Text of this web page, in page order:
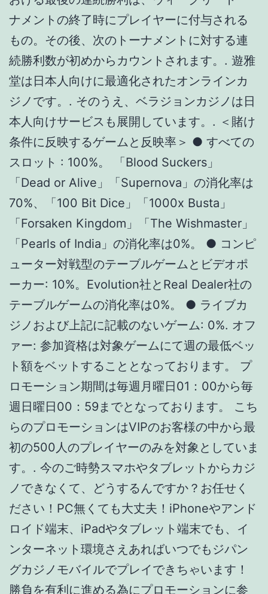
「Dead or Alive」「Supernova」の消化率は
70%、「100 Bit Dice」「1000x Busta」
「Forsaken Kingdom」「The Wishmaster」
「Pearls of India」の消化率は0%。 ● コンピ
ューター対戦型のテーブルゲームとビデオポ
ーカー: 10%。Evolution社とReal Dealer社の
テーブルゲームの消化率は0%。 ● ライブカ
ジノおよび上記に記載のないゲーム: 0%. オフ
ァー: 参加資格は対象ゲームにて週の最低ベッ
ト額をベットすることとなっております。 プ
ロモーション期間は毎週月曜日01：00から毎
週日曜日00：59までとなっております。 こち
らのプロモーションはVIPのお客様の中から最
初の500人のプレイヤーのみを対象としていま
す。. 今のご時勢スマホやタブレットからカジ
ノできなくて、どうするんですか？お任せく
ださい！PC無くても大丈夫！iPhoneやアンド
ロイド端末、iPadやタブレット端末でも、イ
ンターネット環境さえあればいつでもジパン
グカジノモバイルでプレイできちゃいます！
勝負を有利に進める為にプロモーションに参
加して、大量ボーナスをGETできます！ジパ
ングカジノでのアカウント開設はこちらの登
録フォームから簡単に行えます。ご登録は日
本の法定年齢に達していれば問題ありませ
ん。面倒な手続きは1度だけ、あとはサイトか
らログインするだけでいつでもプレイするこ
とができます！. もう一つの理由は、ボーナス
があることです。ランドカジノやパチスロ、